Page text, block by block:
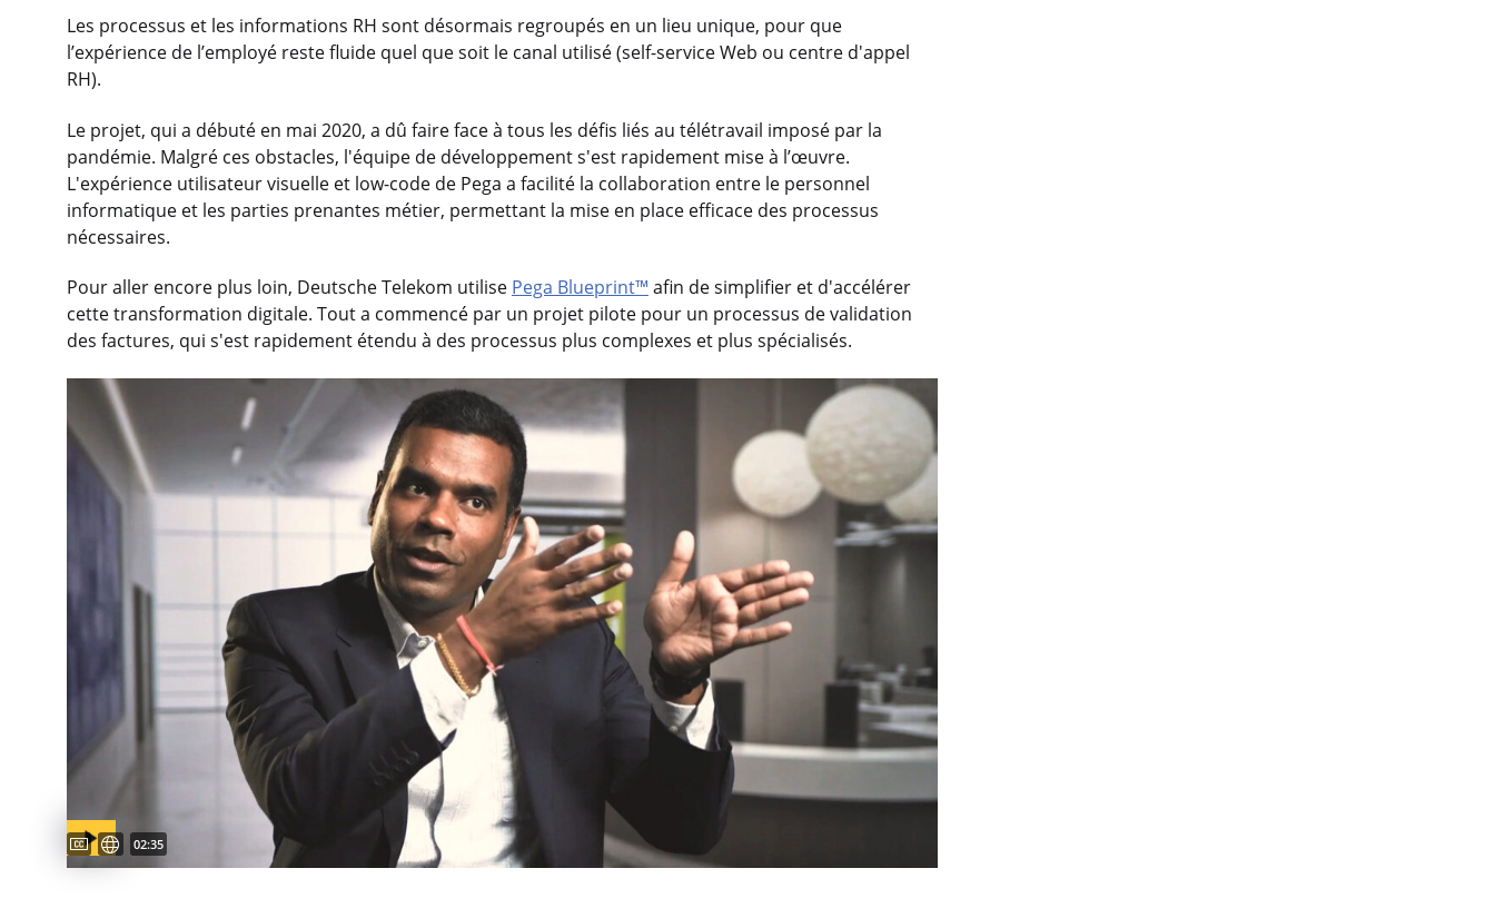
Les processus et les informations RH sont désormais regroupés en un lieu unique, pour que
l’expérience de l’employé reste fluide quel que soit le canal utilisé (self-service Web ou centre d'appel
RH).
Le projet, qui a débuté en mai 2020, a dû faire face à tous les défis liés au télétravail imposé par la
pandémie. Malgré ces obstacles, l'équipe de développement s'est rapidement mise à l’œuvre.
L'expérience utilisateur visuelle et low-code de Pega a facilité la collaboration entre le personnel
informatique et les parties prenantes métier, permettant la mise en place efficace des processus
nécessaires.
Pour aller encore plus loin, Deutsche Telekom utilise Pega Blueprint™ afin de simplifier et d'accélérer
cette transformation digitale. Tout a commencé par un projet pilote pour un processus de validation
des factures, qui s'est rapidement étendu à des processus plus complexes et plus spécialisés.
Video duration:
02:35
Sous-titres disponibles
Captions available